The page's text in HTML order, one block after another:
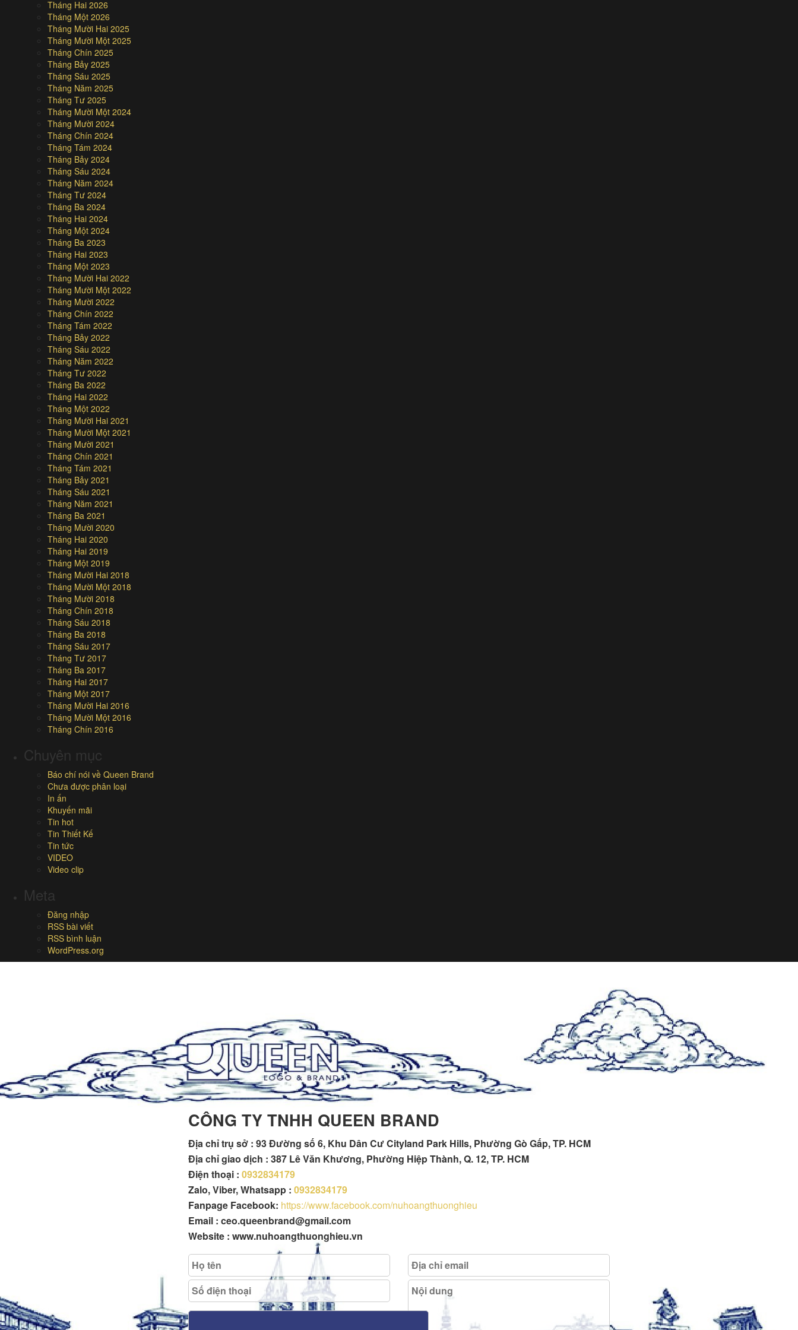
Tháng Hai 2026
Tháng Một 2026
Tháng Mười Hai 2025
Tháng Mười Một 2025
Tháng Chín 2025
Tháng Bảy 2025
Tháng Sáu 2025
Tháng Năm 2025
Tháng Tư 2025
Tháng Mười Một 2024
Tháng Mười 2024
Tháng Chín 2024
Tháng Tám 2024
Tháng Bảy 2024
Tháng Sáu 2024
Tháng Năm 2024
Tháng Tư 2024
Tháng Ba 2024
Tháng Hai 2024
Tháng Một 2024
Tháng Ba 2023
Tháng Hai 2023
Tháng Một 2023
Tháng Mười Hai 2022
Tháng Mười Một 2022
Tháng Mười 2022
Tháng Chín 2022
Tháng Tám 2022
Tháng Bảy 2022
Tháng Sáu 2022
Tháng Năm 2022
Tháng Tư 2022
Tháng Ba 2022
Tháng Hai 2022
Tháng Một 2022
Tháng Mười Hai 2021
Tháng Mười Một 2021
Tháng Mười 2021
Tháng Chín 2021
Tháng Tám 2021
Tháng Bảy 2021
Tháng Sáu 2021
Tháng Năm 2021
Tháng Ba 2021
Tháng Mười 2020
Tháng Hai 2020
Tháng Hai 2019
Tháng Một 2019
Tháng Mười Hai 2018
Tháng Mười Một 2018
Tháng Mười 2018
Tháng Chín 2018
Tháng Sáu 2018
Tháng Ba 2018
Tháng Sáu 2017
Tháng Tư 2017
Tháng Ba 2017
Tháng Hai 2017
Tháng Một 2017
Tháng Mười Hai 2016
Tháng Mười Một 2016
Tháng Chín 2016
Chuyên mục
Báo chí nói về Queen Brand
Chưa được phân loại
In ấn
Khuyến mãi
Tin hot
Tin Thiết Kế
Tin tức
VIDEO
Video clip
Meta
Đăng nhập
RSS bài viết
RSS bình luận
WordPress.org
CÔNG TY TNHH QUEEN BRAND
Địa chỉ trụ sở :93 Đường số 6, Khu Dân Cư Cityland Park Hills, Phường Gò Gấp, TP. HCM
Địa chỉ giao dịch : 387 Lê Văn Khương, Phường Hiệp Thành, Q. 12, TP. HCM
Điện thoại :0932834179
Zalo, Viber, Whatsapp :0932834179
Fanpage Facebook: https://www.facebook.com/nuhoangthuonghieu
Email : ceo.queenbrand@gmail.com
Website : www.nuhoangthuonghieu.vn